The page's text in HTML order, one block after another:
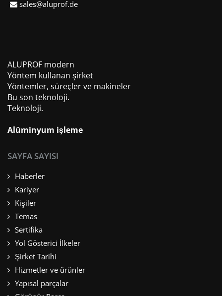
sales@aluprof.de
ALUPROF modern
Yöntem kullanan şirket
Yöntemler, süreçler ve makineler
Bu son teknoloji.
Teknoloji.
Alüminyum işleme
SAYFA SAYISI
Haberler
Kariyer
Kişiler
Temas
Sertifika
Yol Gösterici İlkeler
Şirket Tarihi
Hizmetler ve ürünler
Yapısal parçalar